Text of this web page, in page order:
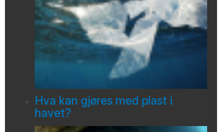
Hva kan gjøres med plast i
havet?